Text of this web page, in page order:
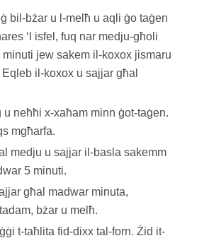
bil-bżar u l-melħ u aqli ġo taġen
‘l isfel, fuq nar medju-għoli
jew sakem il-koxox jismaru
il-koxox u sajjar għal
u neħħi x-xaħam minn ġot-taġen.
mgħarfa.
medju u sajjar il-basla sakemm
5 minuti.
għal madwar minuta,
bżar u melħ.
t-taħlita fid-dixx tal-forn. Żid it-